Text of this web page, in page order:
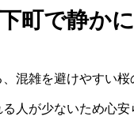
町で静か
混雑を避けやすい
人が少ないため心